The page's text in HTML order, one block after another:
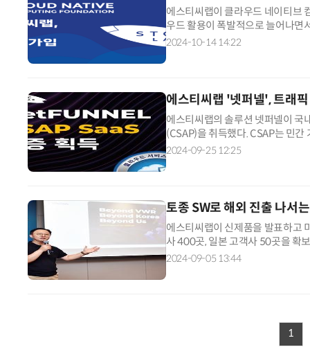
에스티씨랩이 클라우드 네이티브
우드 활용이 폭발적으로 늘어나면
기 위해 멤버십을 취득했다고 설
2024-10-14 14:22
에스티씨랩 '넷퍼넬', 트래
에스티씨랩의 솔루션 넷퍼넬이 국
(CSAP)을 취득했다. CSAP는 민
필수 인증 제도다. 이번 CSAP 인
2024-09-25 12:25
토종 SW로 해외 진출 나서
에스티씨랩이 신제품을 발표하고
사 400곳, 일본 고객사 50곳을 확
5일 더플라자호텔 서울에서 기자
2024-09-05 13:44
1